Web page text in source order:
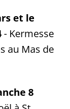
et le
- Kermesse
au Mas de
8